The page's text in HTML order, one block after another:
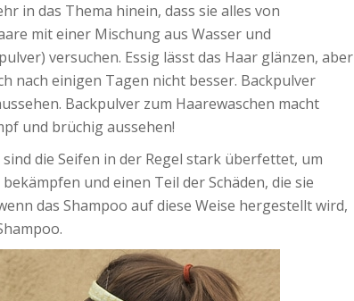
in das Thema hinein, dass sie alles von
mit einer Mischung aus Wasser und
versuchen. Essig lässt das Haar glänzen, aber
nach einigen Tagen nicht besser. Backpulver
Backpulver zum Haarewaschen macht
und brüchig aussehen!
die Seifen in der Regel stark überfettet, um
und einen Teil der Schäden, die sie
das Shampoo auf diese Weise hergestellt wird,